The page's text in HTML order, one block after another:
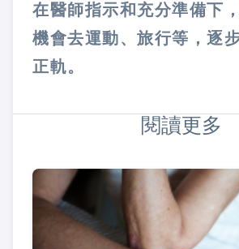
在醫師指示和充分準備下
機會去運動、旅行等，逐
正軌。
閱讀更多